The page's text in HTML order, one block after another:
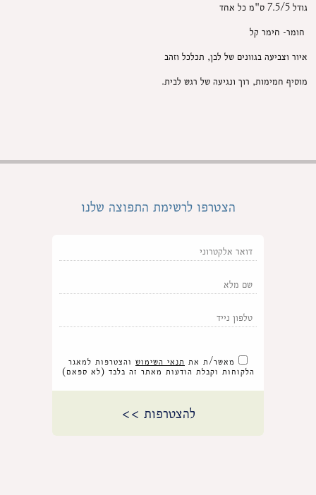
גודל 7.5/5 ס"מ כל אחד
חומר- חימר קל
איור וצביעה בגוונים של לבן, תכלכל וזהב
מוסיף חמימות, רוך ונגיעה של רגש לבית.
הצטרפו לרשימת התפוצה שלנו
מאשר/ת את תנאי השימוש והצטרפות למאגר
הלקוחות וקבלת הודעות מאתר זה בלבד (לא ספאם)